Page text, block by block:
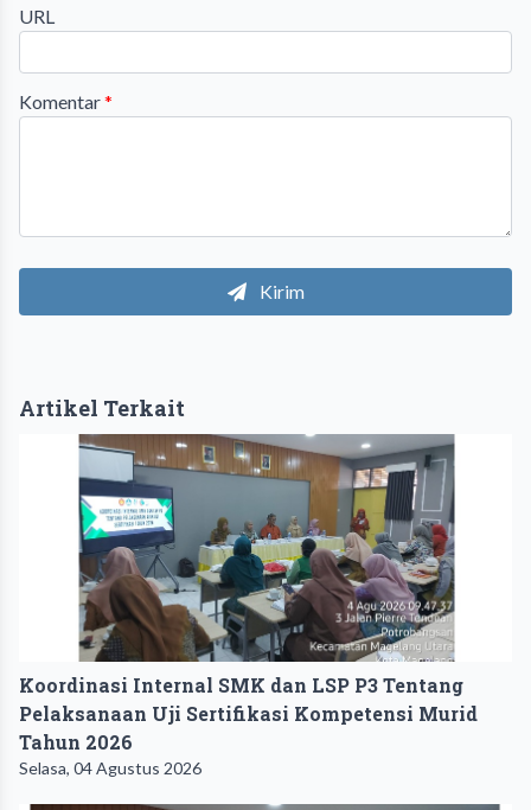
URL
Komentar*
Kirim
Artikel Terkait
Koordinasi Internal SMK dan LSP P3 Tentang
Pelaksanaan Uji Sertifikasi Kompetensi Murid
Tahun 2026
Selasa, 04 Agustus 2026